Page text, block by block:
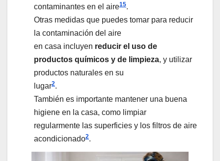
contaminantes en el aire15.
Otras medidas que puedes tomar para reducir
la contaminación del aire
en casa incluyen reducir el uso de
productos químicos y de limpieza, y utilizar
productos naturales en su
lugar2.
También es importante mantener una buena
higiene en la casa, como limpiar
regularmente las superficies y los filtros de aire
acondicionado2.